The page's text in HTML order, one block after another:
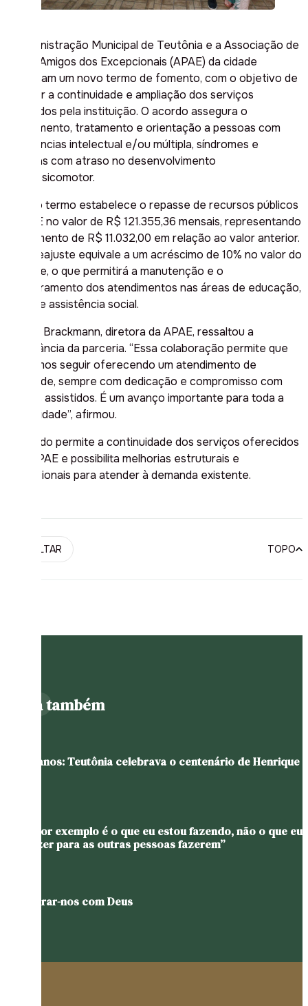
A Administração Municipal de Teutônia e a Associação de
Pais e Amigos dos Excepcionais (APAE) da cidade
assinaram um novo termo de fomento, com o objetivo de
garantir a continuidade e ampliação dos serviços
prestados pela instituição. O acordo assegura o
atendimento, tratamento e orientação a pessoas com
deficiências intelectual e/ou múltipla, síndromes e
crianças com atraso no desenvolvimento
neuropsicomotor.
O novo termo estabelece o repasse de recursos públicos
à APAE no valor de R$ 121.355,36 mensais, representando
um aumento de R$ 11.032,00 em relação ao valor anterior.
Esse reajuste equivale a um acréscimo de 10% no valor do
repasse, o que permitirá a manutenção e o
aprimoramento dos atendimentos nas áreas de educação,
saúde e assistência social.
Raquel Brackmann, diretora da APAE, ressaltou a
importância da parceria. “Essa colaboração permite que
possamos seguir oferecendo um atendimento de
qualidade, sempre com dedicação e compromisso com
nossos assistidos. É um avanço importante para toda a
comunidade”, afirmou.
O acordo permite a continuidade dos serviços oferecidos
pela APAE e possibilita melhorias estruturais e
operacionais para atender à demanda existente.
VOLTAR TOPO
Leia também
Há 20 anos: Teutônia celebrava o centenário de Henrique
“O maior exemplo é o que eu estou fazendo, não o que eu
vou dizer para as outras pessoas fazerem”
Encontrar-nos com Deus